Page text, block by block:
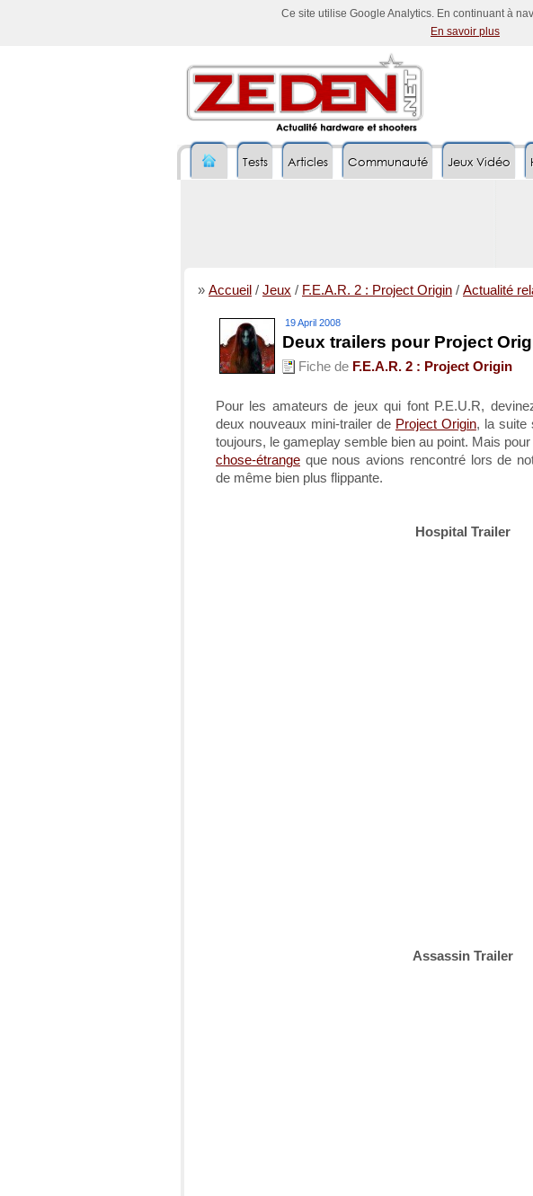
Ce site utilise Google Analytics. En continuant à
En savoir plus
Tests Articles Communauté Jeux Vidéo
» Accueil / Jeux / F.E.A.R. 2 : Project Origin / Actualité
19 April 2008
Deux trailers pour Project
Fiche de F.E.A.R. 2 : Project Origin
Pour les amateurs de jeux qui font P.E.U.R,
deux nouveaux mini-trailer de Project Origin, la suite
toujours, le gameplay semble bien au point. Mais
chose-étrange que nous avions rencontré lors de
de même bien plus flippante.
Hospital Trailer
Assassin Trailer